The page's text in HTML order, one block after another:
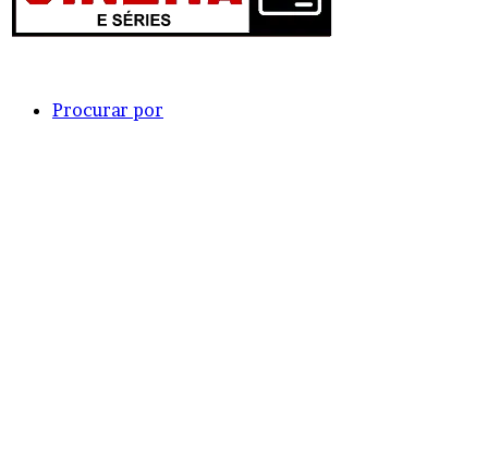
Procurar por